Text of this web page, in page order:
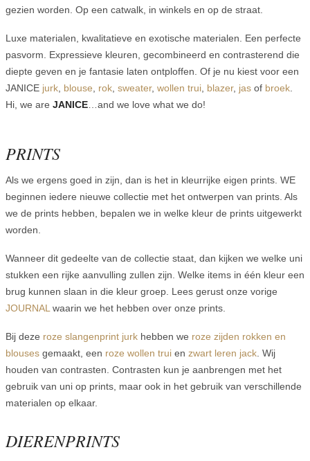
gezien worden. Op een catwalk, in winkels en op de straat.
Luxe materialen, kwalitatieve en exotische materialen. Een perfecte
pasvorm. Expressieve kleuren, gecombineerd en contrasterend die
diepte geven en je fantasie laten ontploffen. Of je nu kiest voor een
JANICE jurk blouse rok sweater, wollen trui blazer, jas of broek
Hi, we are JANICE …and we love what we do!
PRINTS
Als we ergens goed in zijn, dan is het in kleurrijke eigen prints. WE
beginnen iedere nieuwe collectie met het ontwerpen van prints. Als
we de prints hebben, bepalen we in welke kleur de prints uitgewerkt
worden.
Wanneer dit gedeelte van de collectie staat, dan kijken we welke uni
stukken een rijke aanvulling zullen zijn. Welke items in één kleur een
brug kunnen slaan in die kleur groep. Lees gerust onze vorige
JOURNALwaarin we het hebben over onze prints.
Bij deze roze slangenprint jurk hebben we roze zijden rokken en
blouses gemaakt, een roze wollen trui en zwart leren jack . Wij
houden van contrasten. Contrasten kun je aanbrengen met het
gebruik van uni op prints, maar ook in het gebruik van verschillende
materialen op elkaar.
DIERENPRINTS